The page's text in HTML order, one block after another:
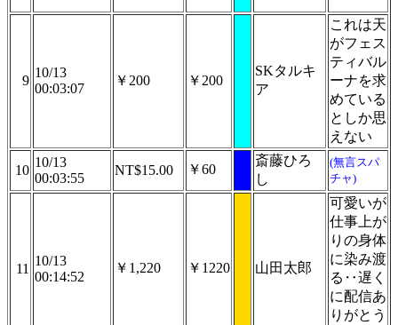
9
10/13
00:03:07
￥200 ￥200
SKタルキ
ア
これは天
がフェス
ティバル
ーナを求
めている
としか思
えない
10
10/13
00:03:55
NT$15.00 ￥60
斎藤ひろ
し
(無言スパ
チャ)
11
10/13
00:14:52
￥1,220 ￥1220 山田太郎
可愛いが
仕事上が
りの身体
に染み渡
る‥遅く
に配信あ
りがとう